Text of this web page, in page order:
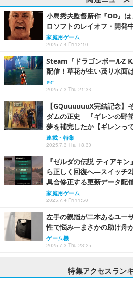
小島秀夫監督新作『OD』
ロソフトのレイオフ・開発
家庭用ゲーム
2025.7.4 Fri 12:10
Steam『ドラゴンボールZ
配信！草花が生い茂り水面
PC
2025.7.3 Thu 21:33
【GQuuuuuuX完結記念】
ダムの正史―『ギレンの野
夢を補完したか【ギレンっ
連載・特集
2025.7.3 Thu 18:30
『ゼルダの伝説 ティアキ
ら正しく回復へ―スイッチ
具合修正する更新データ配
家庭用ゲーム
2025.7.4 Fri 11:50
左手の親指が二本あるユー
性で悩み―まさかの助け舟
ゲーム機
2025.7.3 Thu 23:25
特集アクセスラン